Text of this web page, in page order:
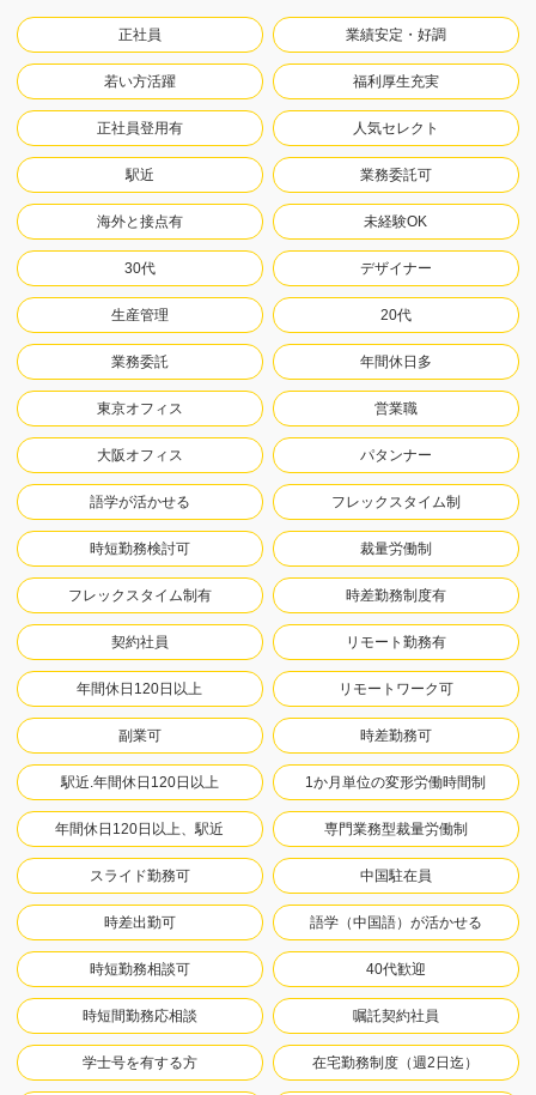
正社員 業績安定・好調
若い方活躍 福利厚生充実
正社員登用有 人気セレクト
駅近 業務委託可
海外と接点有 未経験OK
30代 デザイナー
生産管理 20代
業務委託 年間休日多
東京オフィス 営業職
大阪オフィス パタンナー
語学が活かせる フレックスタイム制
時短勤務検討可 裁量労働制
フレックスタイム制有 時差勤務制度有
契約社員 リモート勤務有
年間休日120日以上 リモートワーク可
副業可 時差勤務可
駅近.年間休日120日以上 1か月単位の変形労働時間制
年間休日120日以上、駅近 専門業務型裁量労働制
スライド勤務可 中国駐在員
時差出勤可 語学（中国語）が活かせる
時短勤務相談可 40代歓迎
時短間勤務応相談 嘱託契約社員
学士号を有する方 在宅勤務制度（週2日迄）